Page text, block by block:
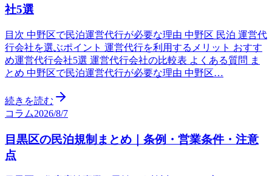
社5選
目次 中野区で民泊運営代行が必要な理由 中野区 民泊 運営代
行会社を選ぶポイント 運営代行を利用するメリット おすす
め運営代行会社5選 運営代行会社の比較表 よくある質問 ま
とめ 中野区で民泊運営代行が必要な理由 中野区…
続きを読む
コラム2026/8/7
目黒区の民泊規制まとめ｜条例・営業条件・注意
点